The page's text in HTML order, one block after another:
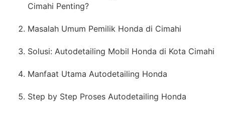
Cimahi Penting?
Masalah Umum Pemilik Honda di Cimahi
Solusi: Autodetailing Mobil Honda di Kota Cimahi
Manfaat Utama Autodetailing Honda
Step by Step Proses Autodetailing Honda